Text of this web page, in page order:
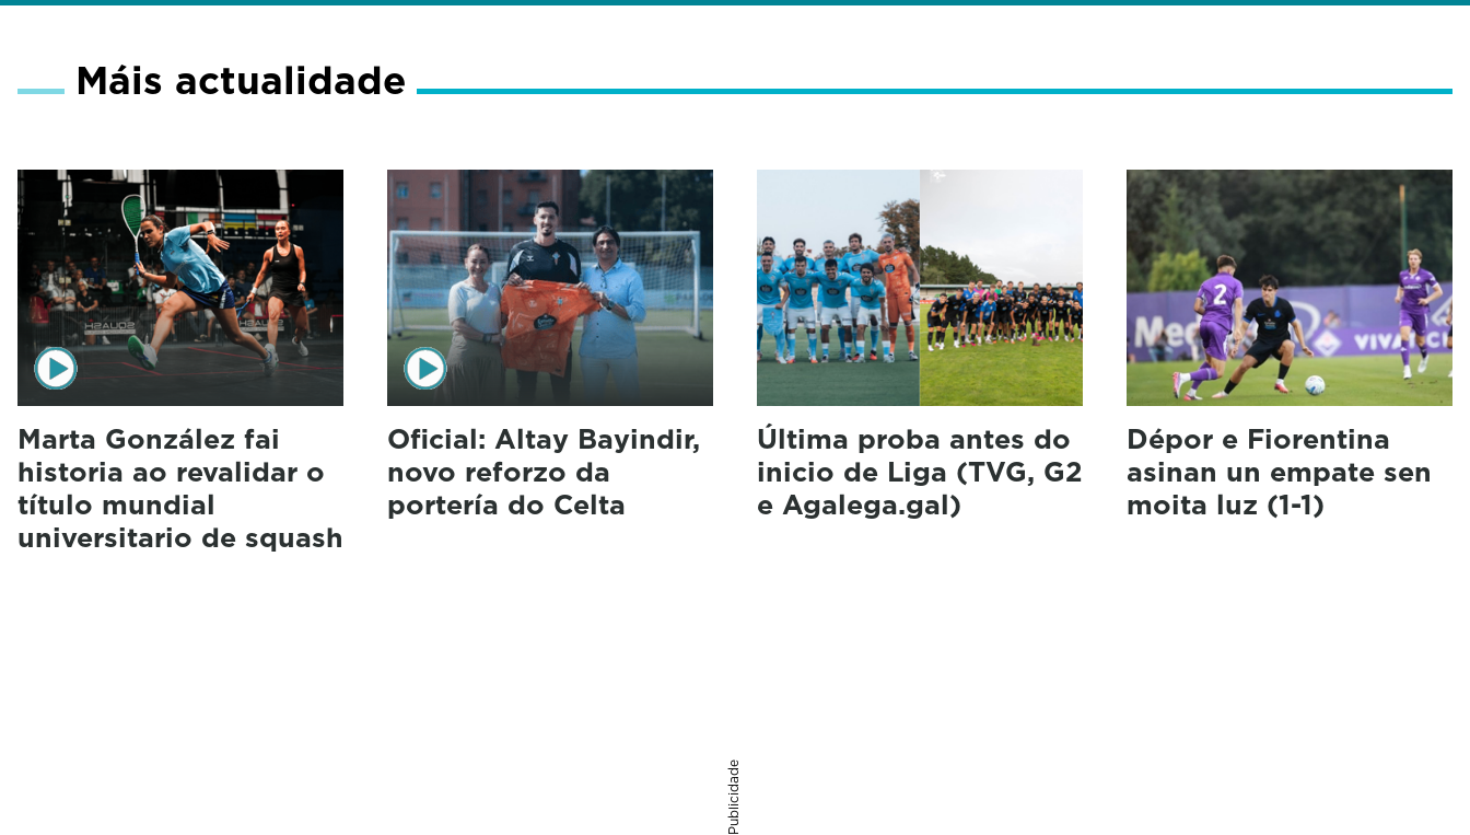
Máis actualidade
Marta González fai
historia ao revalidar o
título mundial
universitario de squash
Oficial: Altay Bayindir,
novo reforzo da
portería do Celta
Última proba antes do
inicio de Liga (TVG, G2
e Agalega.gal)
Dépor e Fiorentina
asinan un empate sen
moita luz (1-1)
Publicidade